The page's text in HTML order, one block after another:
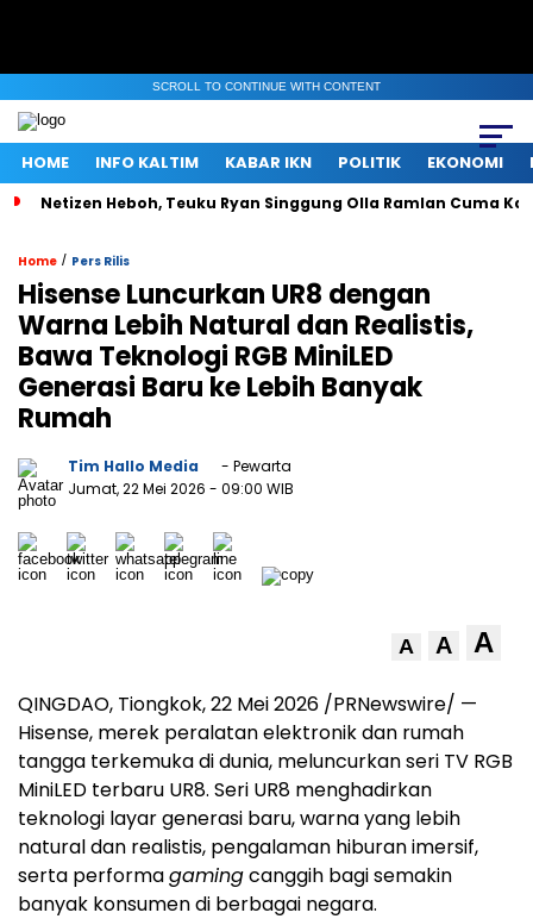
SCROLL TO CONTINUE WITH CONTENT
HOME INFO KALTIM KABAR IKN POLITIK EKONOMI
Netizen Heboh, Teuku Ryan Singgung Olla Ramlan Cuma
Home / Pers Rilis
Hisense Luncurkan UR8 dengan
Warna Lebih Natural dan Realistis,
Bawa Teknologi RGB MiniLED
Generasi Baru ke Lebih Banyak
Rumah
Tim Hallo Media
- Pewarta
Jumat, 22 Mei 2026 - 09:00 WIB
A A A
QINGDAO, Tiongkok, 22 Mei 2026 /PRNewswire/ —
Hisense, merek peralatan elektronik dan rumah
tangga terkemuka di dunia, meluncurkan seri TV RGB
MiniLED terbaru UR8. Seri UR8 menghadirkan
teknologi layar generasi baru, warna yang lebih
natural dan realistis, pengalaman hiburan imersif,
serta performagamingcanggih bagi semakin
banyak konsumen di berbagai negara.